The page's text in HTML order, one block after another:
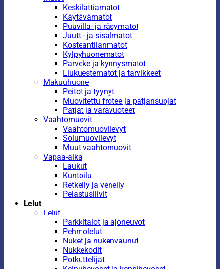
Keskilattiamatot
Käytävämatot
Puuvilla- ja räsymatot
Juutti- ja sisalmatot
Kosteantilanmatot
Kylpyhuonematot
Parveke ja kynnysmatot
Liukuestematot ja tarvikkeet
Makuuhuone
Peitot ja tyynyt
Muovitettu frotee ja patjansuojat
Patjat ja varavuoteet
Vaahtomuovit
Vaahtomuovilevyt
Solumuovilevyt
Muut vaahtomuovit
Vapaa-aika
Laukut
Kuntoilu
Retkeily ja veneily
Pelastusliivit
Lelut
Lelut
Parkkitalot ja ajoneuvot
Pehmolelut
Nuket ja nukenvaunut
Nukkekodit
Potkuttelijat